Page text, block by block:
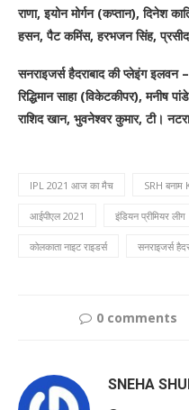
राणा, इयोन मोर्गन (कप्तान), दिनेश
हसन, पैट कमिंस, हरभजन सिंह,
सनराइजर्स हैदराबाद की प्लेइंग इलवन
रिद्धिमान साहा (विकेटकीपर), मनीष
राशिद खान, भुवनेश्वर कुमार, टी।
IPL 2021 आज का मैच SRH बनाम
आईपीएल 2021 इंडियन प्रीमियर लीग
कोलकाता नाइट राइडर्स सनराइजर्स
0 comments
SNEHA